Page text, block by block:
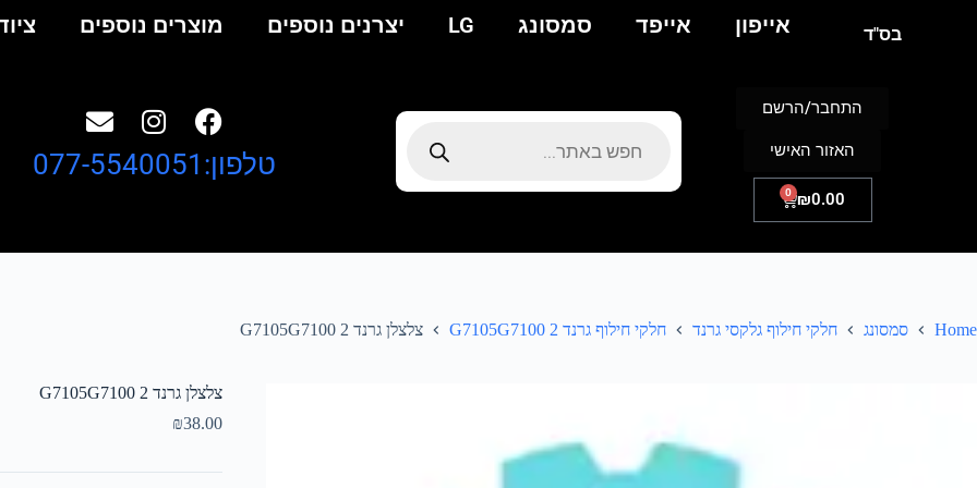
אייפון אייפד סמסונג LG יצרנים נוספים מוצרים נוספים בס"ד
₪0.00
0
התחבר/הרשם
האזור האישי טלפון:077-5540051
Home סמסונג חלקי חילוף גלקסי גרנד חלקי חילוף גרנד 2 G7105G7100 צלצלן גרנד 2 G7105G7100
צלצלן גרנד 2 G7105G7100
₪38.00